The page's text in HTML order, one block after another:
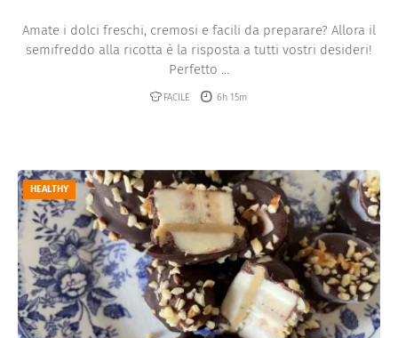
Amate i dolci freschi, cremosi e facili da preparare? Allora il
semifreddo alla ricotta è la risposta a tutti vostri desideri!
Perfetto ...
FACILE 6h 15m
HEALTHY